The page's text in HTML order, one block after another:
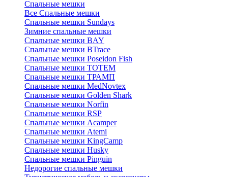
Спальные мешки
Все Спальные мешки
Спальные мешки Sundays
Зимние спальные мешки
Спальные мешки BAY
Спальные мешки BTrace
Спальные мешки Poseidon Fish
Спальные мешки ТОТЕМ
Спальные мешки ТРАМП
Cпальные мешки MedNovtex
Спальные мешки Golden Shark
Спальные мешки Norfin
Спальные мешки RSP
Спальные мешки Acamper
Спальные мешки Atemi
Спальные мешки KingCamp
Спальные мешки Husky
Спальные мешки Pinguin
Недорогие спальные мешки